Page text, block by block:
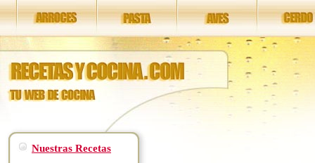
Nuestras Recetas